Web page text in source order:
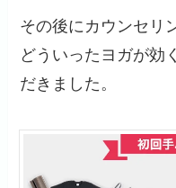
その後にカウンセリ
どういったヨガが効
だきました。